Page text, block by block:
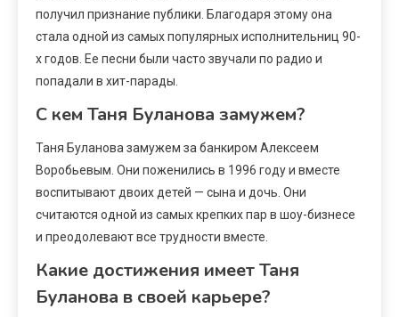
получил признание публики. Благодаря этому она
стала одной из самых популярных исполнительниц 90-
х годов. Ее песни были часто звучали по радио и
попадали в хит-парады.
С кем Таня Буланова замужем?
Таня Буланова замужем за банкиром Алексеем
Воробьевым. Они поженились в 1996 году и вместе
воспитывают двоих детей — сына и дочь. Они
считаются одной из самых крепких пар в шоу-бизнесе
и преодолевают все трудности вместе.
Какие достижения имеет Таня
Буланова в своей карьере?